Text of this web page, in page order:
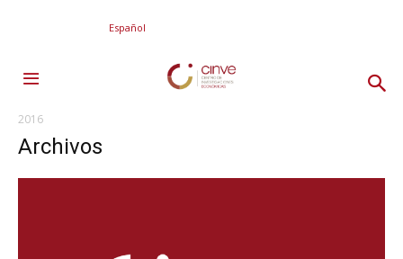
Español
2016
Archivos